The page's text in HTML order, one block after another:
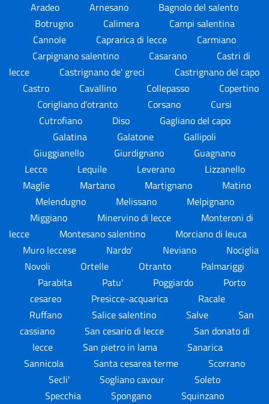
Aradeo
Arnesano
Bagnolo del salento
Botrugno
Calimera
Campi salentina
Cannole
Caprarica di lecce
Carmiano
Carpignano salentino
Casarano
Castri di
lecce
Castrignano de' greci
Castrignano del capo
Castro
Cavallino Collepasso
Copertino
Corigliano d'otranto
Corsano
Cursi
Cutrofiano
Diso
Gagliano del capo
Galatina
Galatone
Gallipoli
Giuggianello
Giurdignano
Guagnano
Lecce
Lequile Leverano
Lizzanello
Maglie
Martano Martignano
Matino
Melendugno
Melissano
Melpignano
Miggiano
Minervino di lecce
Monteroni di
lecce
Montesano salentino
Morciano di leuca
Muro leccese
Nardo' Neviano
Nociglia
Novoli
Ortelle Otranto
Palmariggi
Parabita
Patu' Poggiardo
Porto
cesareo
Presicce-acquarica
Racale
Ruffano
Salice salentino Salve
San
cassiano
San cesario di lecce
San donato di
lecce
San pietro in lama
Sanarica
Sannicola
Santa cesarea terme
Scorrano
Secli'
Sogliano cavour
Soleto
Specchia
Spongano
Squinzano